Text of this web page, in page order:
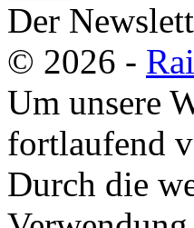
Der
© 2026 -
Um unsere
fortlaufend
Durch die